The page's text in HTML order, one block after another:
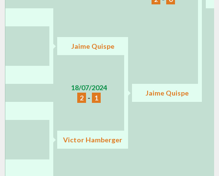
Jaime Quispe
18/07/2024
2 - 1
Jaime Quispe
Victor Hamberger